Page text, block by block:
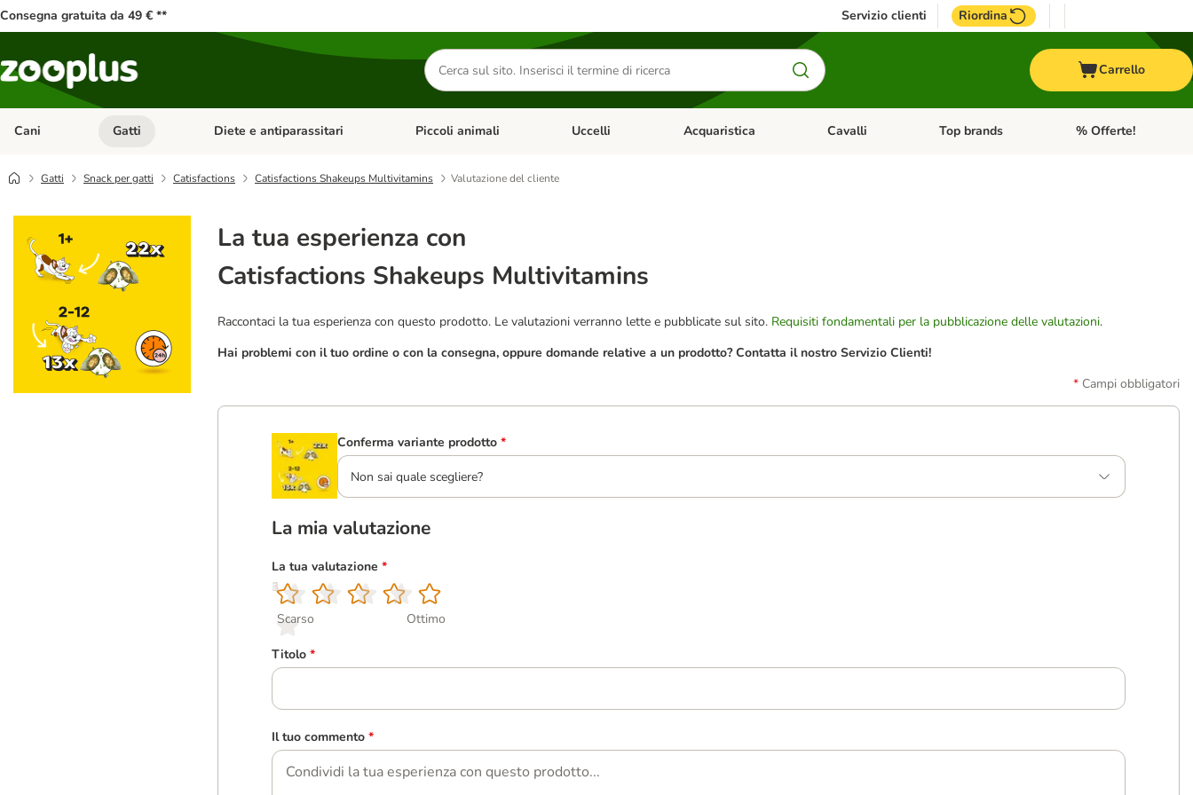
Consegna gratuita da 49 € ** Servizio clienti Riordina
Cerca
prodotti
Carrello
Cani Apri Menu Categoria: Cani
Gatti Apri Menu Categoria: Gatti
Diete e antiparassitari Apri Menu Categoria: Diete e antiparassitari
Piccoli animali Apri Menu Categoria: Piccoli animali
Uccelli Apri Menu Categoria: Uccelli
Acquaristica Apri Menu Categoria: Acquaristica
Cavalli Apri Menu Categoria: Cavalli
Top brands Apri Menu Categoria:
% Offerte!
Gatti Snack per gatti Catisfactions Catisfactions Shakeups Multivitamins Valutazione del cliente
La tua esperienza con
Catisfactions Shakeups Multivitamins
Raccontaci la tua esperienza con questo prodotto. Le valutazioni verranno lette e pubblicate sul sito. Requisiti fondamentali per la pubblicazione delle valutazioni.
Hai problemi con il tuo ordine o con la consegna, oppure domande relative a un prodotto? Contatta il nostro Servizio Clienti!
Campi obbligatori
Conferma variante prodotto *
Non sai quale scegliere?
La mia valutazione
La tua valutazione *
1
Scarso
2
3
4
5
Ottimo
Titolo *
Il tuo commento *